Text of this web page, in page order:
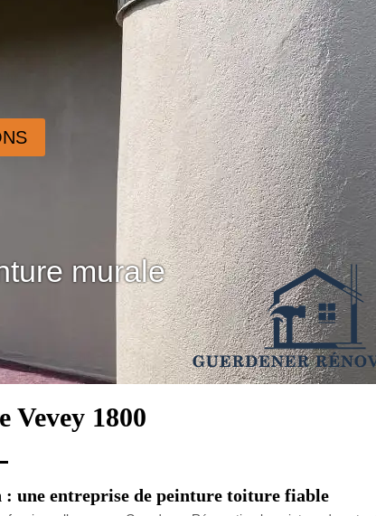
murale
1800
: une entreprise de peinture toiture fiable